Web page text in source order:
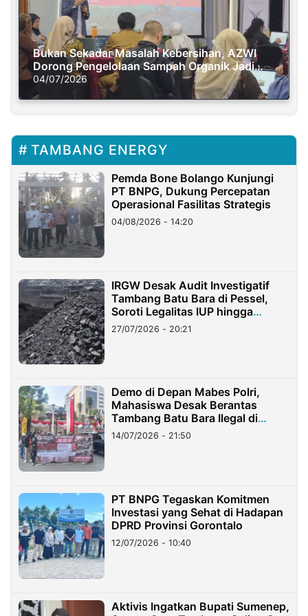
Bukan Sekadar Masalah Kebersihan, AZWI
Dorong Pengelolaan Sampah Organik Jadi
Solusi Krisis Iklim
04/07/2026
TAMBANG ENERGY
Pemda Bone Bolango Kunjungi
PT BNPG, Dukung Percepatan
Operasional Fasilitas Strategis
04/08/2026 - 14:20
IRGW Desak Audit Investigatif
Tambang Batu Bara di Pessel,
Soroti Legalitas IUP hingga
Stockpile
27/07/2026 - 20:21
Demo di Depan Mabes Polri,
Mahasiswa Desak Berantas
Tambang Batu Bara Ilegal di
Lampung
14/07/2026 - 21:50
PT BNPG Tegaskan Komitmen
Investasi yang Sehat di Hadapan
DPRD Provinsi Gorontalo
12/07/2026 - 10:40
Aktivis Ingatkan Bupati Sumenep,